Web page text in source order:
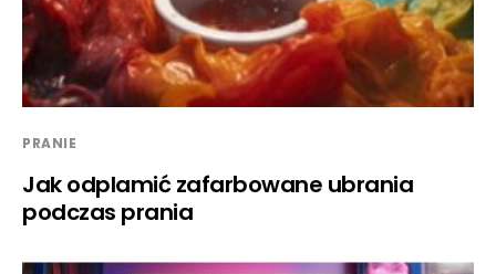
PRANIE
Jak odplamić zafarbowane ubrania
podczas prania